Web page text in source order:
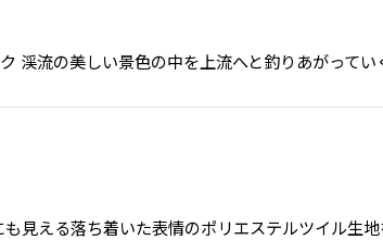
渓流の美しい景色の中を上流へと釣りあがって
見える落ち着いた表情のポリエステルツイル生